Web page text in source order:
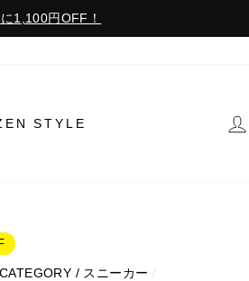
1,100円OFF！
STYLE
CATEGORY / スニーカー /